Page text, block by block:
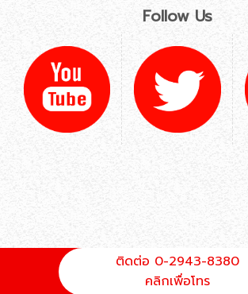
Follow Us
ติดต่อ 0-2943-8380
คลิกเพื่อโทร